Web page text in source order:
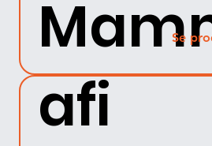
afi
Se